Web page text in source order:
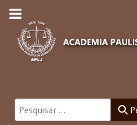
Pesquisar